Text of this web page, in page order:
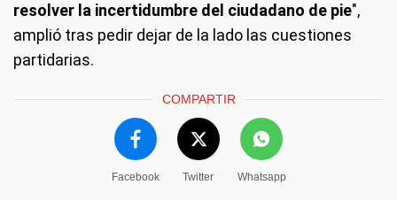
resolver la incertidumbre del ciudadano de pie",
amplió tras pedir dejar de la lado las cuestiones
partidarias.
COMPARTIR
Facebook Twitter Whatsapp